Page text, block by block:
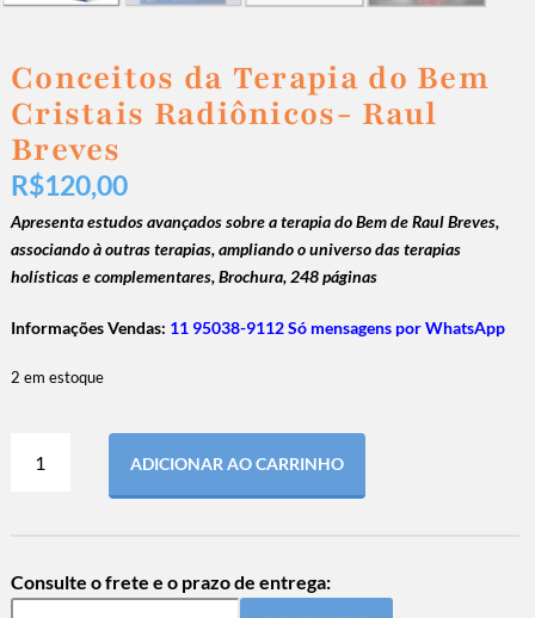
Conceitos da Terapia do Bem
Cristais Radiônicos- Raul
Breves
R$120,00
Apresenta estudos avançados sobre a terapia do Bem de Raul Breves,
associando à outras terapias, ampliando o universo das terapias
holísticas e complementares, Brochura, 248 páginas
Informações Vendas: 11 95038-9112 Só mensagens por WhatsApp
2 em estoque
ADICIONAR AO CARRINHO
Consulte o frete e o prazo de entrega: